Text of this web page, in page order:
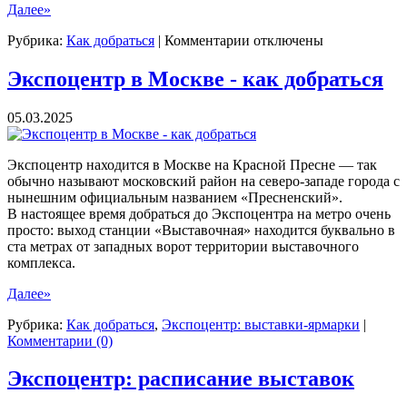
Далее»
Рубрика: Как добраться | Комментарии к
"Рассвет"
добраться
отключены
Экспоцентр в Москве - как добраться
05.03.2025
Экспоцентр находится в Москве на Красной Пресне — так
обычно называют московский район на северо-западе города с
нынешним официальным названием «Пресненский».
В настоящее время добраться до Экспоцентра на метро очень
просто: выход станции «Выставочная» находится буквально в
ста метрах от западных ворот территории выставочного
комплекса.
Далее»
Рубрика: Как добраться, Экспоцентр: выставки-ярмарки |
Комментарии (0)
Экспоцентр: расписание выставок